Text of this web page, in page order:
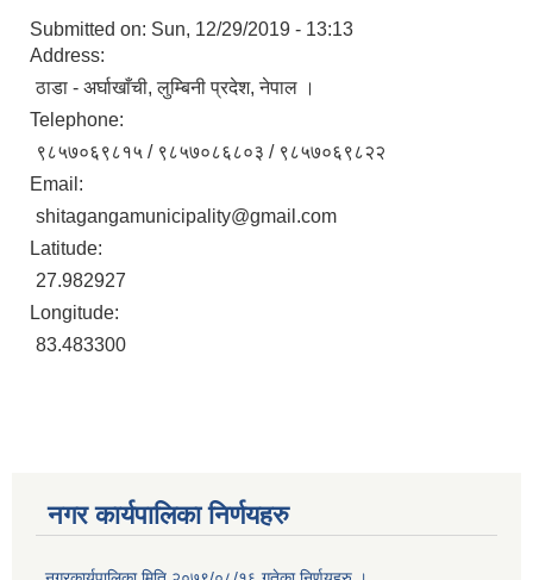
Submitted on: Sun, 12/29/2019 - 13:13
Address:
ठाडा - अर्घाखाँची, लुम्बिनी प्रदेश, नेपाल ।
Telephone:
९८५७०६९८१५ / ९८५७०८६८०३ / ९८५७०६९८२२
Email:
shitagangamunicipality@gmail.com
Latitude:
27.982927
Longitude:
83.483300
नगर कार्यपालिका निर्णयहरु